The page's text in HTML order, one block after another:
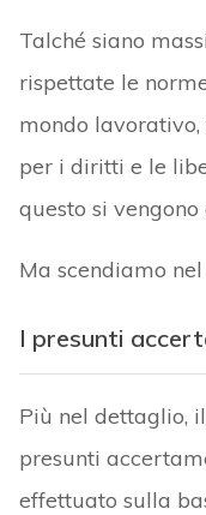
Talché siano
rispettate le
mondo
per i diritti e le
questo si
Ma scendiamo
I presunti
Più nel dettaglio,
presunti
effettuato sulla